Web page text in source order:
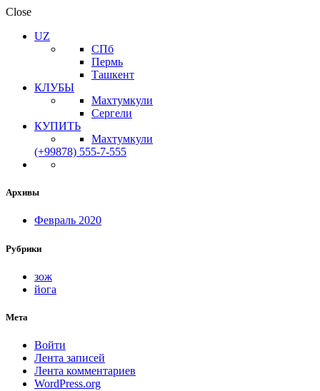
Close
UZ
СПб
Пермь
Ташкент
КЛУБЫ
Махтумкули
Сергели
КУПИТЬ
Махтумкули
(+99878) 555-7-555
Архивы
Февраль 2020
Рубрики
зож
йога
Мета
Войти
Лента записей
Лента комментариев
WordPress.org